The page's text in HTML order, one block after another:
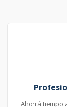
Ahorrá tiempo